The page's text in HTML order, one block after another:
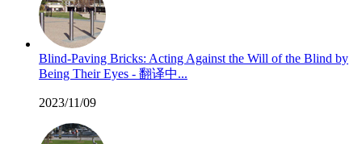
Blind-Paving Bricks: Acting Against the Will of the Blind by
Being Their Eyes - 翻译中...
2023/11/09